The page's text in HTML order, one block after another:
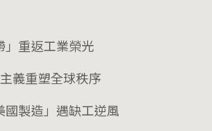
重返工業榮光
義重塑全球秩序
製造」遇缺工逆風